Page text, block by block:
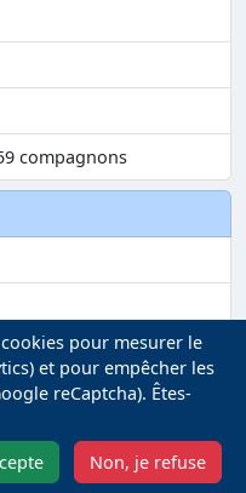
compagnons
des Cookies
pour mesurer le
et pour empêcher les
reCaptcha). Êtes-
Non, je refuse